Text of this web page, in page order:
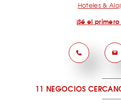
Hoteles &
¡Sé el
11 NEGOCIOS